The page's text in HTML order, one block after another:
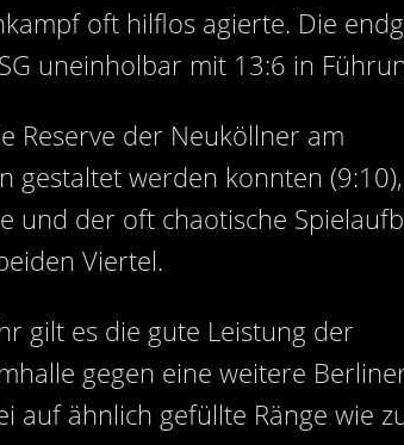
oft hilflos agierte. Die
uneinholbar mit 13:6 in
Reserve der Neuköllner am
gestaltet werden konnten (9:10),
und der oft chaotische
Viertel.
gilt es die gute Leistung der
gegen eine weitere
auf ähnlich gefüllte Ränge wie